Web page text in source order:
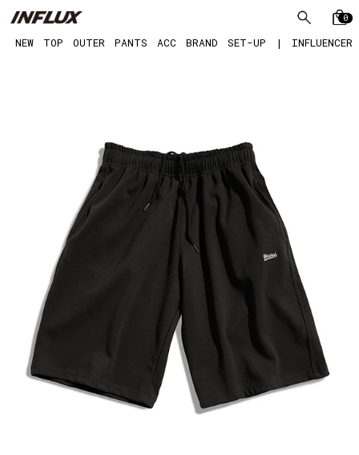
0
NEW TOP OUTER PANTS ACC BRAND SET-UP | INFLUENCER